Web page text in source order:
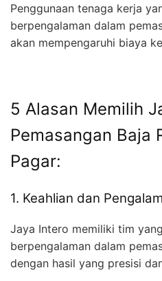
Penggunaan tenaga kerja
berpengalaman dalam
akan mempengaruhi biaya
5 Alasan Memilih
Pemasangan Baja
Pagar:
1. Keahlian dan
Jaya Intero memiliki tim
berpengalaman dalam
dengan hasil yang presisi